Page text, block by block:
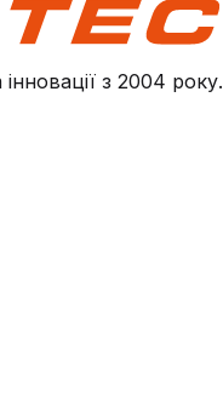
з 2004 року.